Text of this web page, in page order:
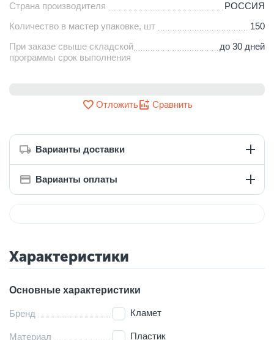
Страна производителя
РОССИЯ
Количество в мастер упаковке, шт
150
При заказе свыше складской
программы срок выполнения
до 30 дней
Отложить Сравнить
Варианты доставки
Варианты оплаты
Характеристики
Основные характеристики
Бренд Кламет
Материал Пластик